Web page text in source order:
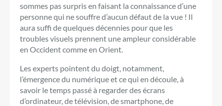
sommes pas surpris en faisant la connaissance d’une
personne qui ne souffre d’aucun défaut de la vue ! Il
aura suffi de quelques décennies pour que les
troubles visuels prennent une ampleur considérable
en Occident comme en Orient.
Les experts pointent du doigt, notamment,
l’émergence du numérique et ce qui en découle, à
savoir le temps passé à regarder des écrans
d’ordinateur, de télévision, de smartphone, de